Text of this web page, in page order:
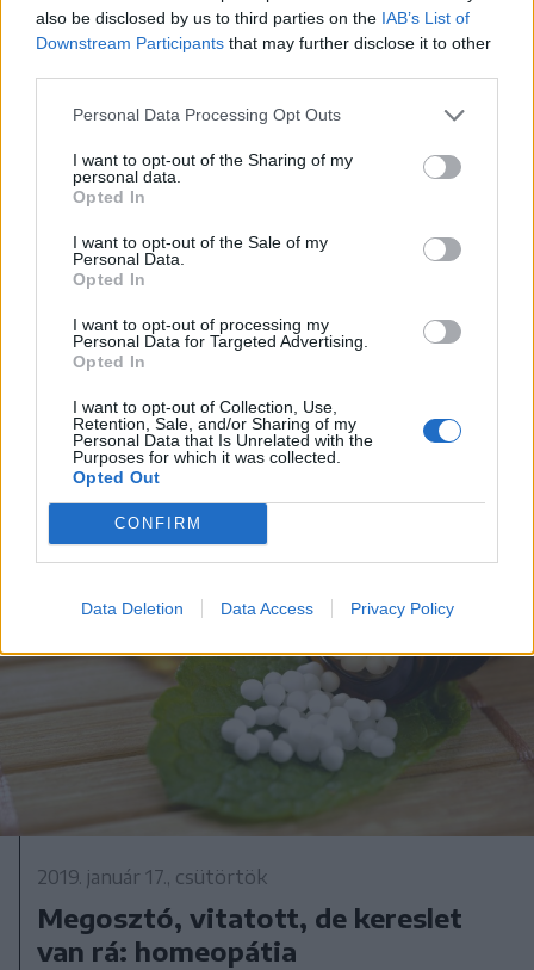
also be disclosed by us to third parties on the IAB’s List of
Downstream Participants that may further disclose it to other
Personal Data Processing Opt Outs
I want to opt-out of the Sharing of my
personal data.
Opted In
I want to opt-out of the Sale of my
Personal Data.
Opted In
I want to opt-out of processing my
Personal Data for Targeted Advertising.
Opted In
I want to opt-out of Collection, Use,
Retention, Sale, and/or Sharing of my
Personal Data that Is Unrelated with the
Purposes for which it was collected.
Opted Out
CONFIRM
Data Deletion Data Access Privacy Policy
2019. február 26., kedd
Zacher Gábor: kábítószert nem
adunk a gyerek kezébe. De mobilt?
2019. január 17., csütörtök
Megosztó, vitatott, de kereslet
van rá: homeopátia